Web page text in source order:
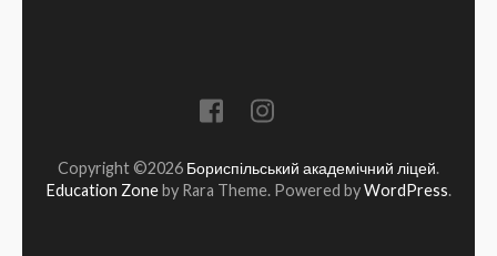
Copyright ©2026 Бориспільський академічний ліцей.
Education Zone by Rara Theme. Powered byWordPress.